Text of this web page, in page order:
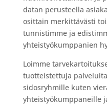
datan perusteella
osittain merkittävästi
tunnistimme ja
yhteistyökumppanien
Loimme
tuotteistettuja
sidosryhmille kuten
yhteistyökumppaneille